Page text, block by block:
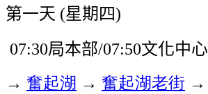
第一天 (星期四)
07:30局本部/07:50文化中心
→ 奮起湖 → 奮起湖老街 →